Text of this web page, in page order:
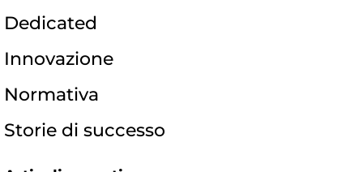
Dedicated
Innovazione
Normativa
Storie di successo